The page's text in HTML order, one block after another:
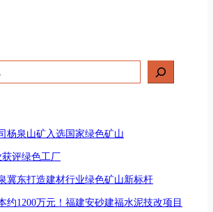
杨泉山矿入选国家绿色矿山
评绿色工厂
冀东打造建材行业绿色矿山新标杆
约1200万元！福建安砂建福水泥技改项目